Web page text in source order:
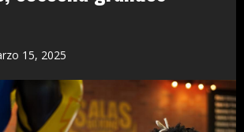
15, 2025